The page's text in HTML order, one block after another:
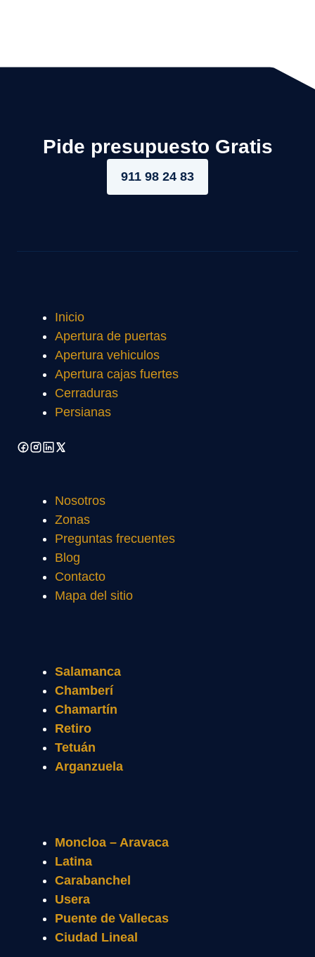
Pide presupuesto Gratis
911 98 24 83
Inicio
Apertura de puertas
Apertura vehiculos
Apertura cajas fuertes
Cerraduras
Persianas
Nosotros
Zonas
Preguntas frecuentes
Blog
Contacto
Mapa del sitio
Salamanca
Chamberí
Chamartín
Retiro
Tetuán
Arganzuela
Moncloa – Aravaca
Latina
Carabanchel
Usera
Puente de Vallecas
Ciudad Lineal